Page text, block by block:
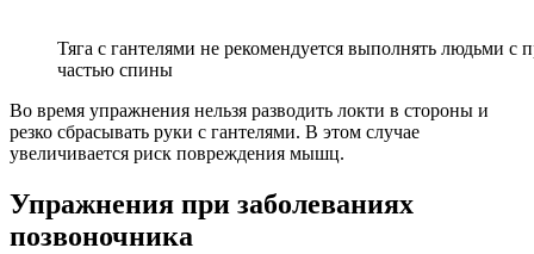
Тяга с гантелями не рекомендуется выполнять людьми
частью спины
Во время упражнения нельзя разводить локти в стороны и
резко сбрасывать руки с гантелями. В этом случае
увеличивается риск повреждения мышц.
Упражнения при заболеваниях
позвоночника